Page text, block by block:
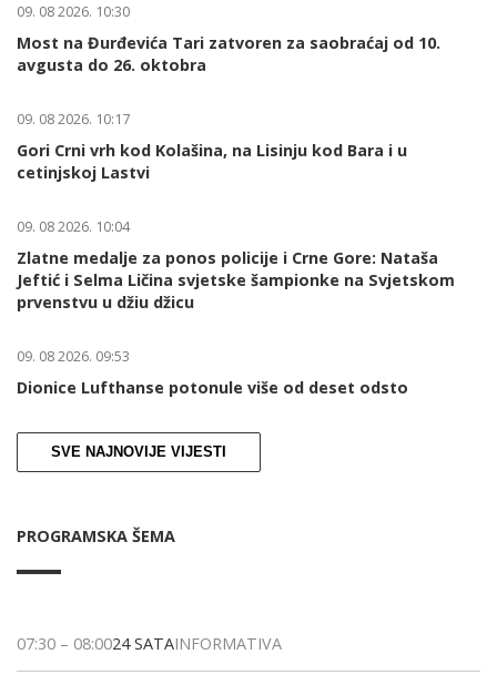
09. 08 2026. 10:30
Most na Đurđevića Tari zatvoren za saobraćaj od 10.
avgusta do 26. oktobra
09. 08 2026. 10:17
Gori Crni vrh kod Kolašina, na Lisinju kod Bara i u
cetinjskoj Lastvi
09. 08 2026. 10:04
Zlatne medalje za ponos policije i Crne Gore: Nataša
Jeftić i Selma Ličina svjetske šampionke na Svjetskom
prvenstvu u džiu džicu
09. 08 2026. 09:53
Dionice Lufthanse potonule više od deset odsto
SVE NAJNOVIJE VIJESTI
PROGRAMSKA ŠEMA
07:30 – 08:0024 SATAINFORMATIVA